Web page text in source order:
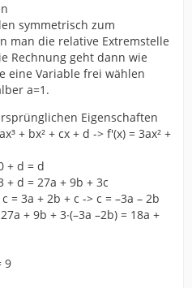
symmetrisch zum
man die relative Extremstelle
Rechnung geht dann wie
eine Variable frei wählen
a=1.
Eigenschaften
+ bx² + cx + d -> f'(x) = 3ax² +
+ d = d
+ d = 27a + 9b + 3c
= 3a + 2b + c -> c = –3a – 2b
+ 9b + 3∙(–3a –2b) = 18a +
9